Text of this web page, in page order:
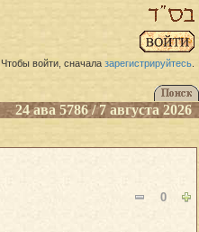
Чтобы войти, сначала зарегистрируйтесь.
24 ава 5786 / 7 августа 2026
0